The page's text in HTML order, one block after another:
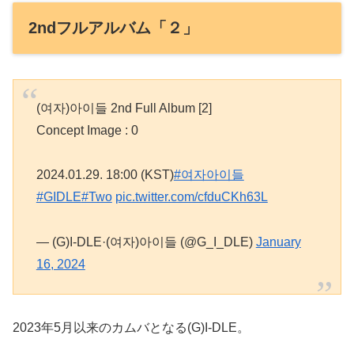
2ndフルアルバム「２」
(여자)아이들 2nd Full Album [2]
Concept Image : 0
2024.01.29. 18:00 (KST)#여자아이들
#GIDLE#Two pic.twitter.com/cfduCKh63L
— (G)I-DLE·(여자)아이들 (@G_I_DLE) January
16, 2024
2023年5月以来のカムバとなる(G)I-DLE。